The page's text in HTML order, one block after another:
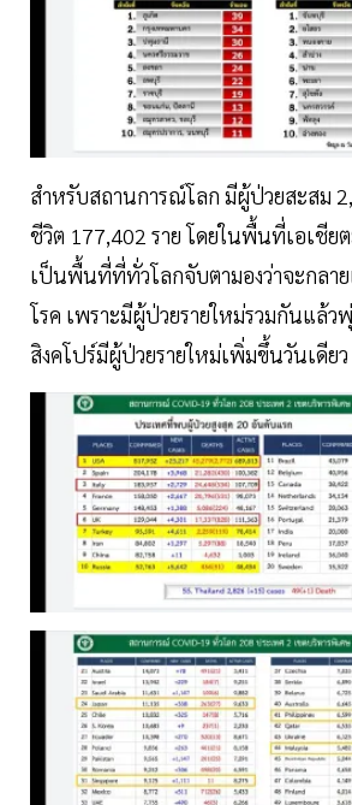
สำหรับสถานการณ์โลก มีผู้ป่วยสะสม
ชีวิต 177,402 ราย โดยในพื้นที่เอเชีย
เป็นพื้นที่ที่ทั่วโลกจับตามองว่าจะกลา
โรค เพราะมีผู้ป่วยรายใหม่รวมกันแล้ว
สิงคโปร์มีผู้ป่วยรายใหม่เพิ่มขึ้นวันเดียว